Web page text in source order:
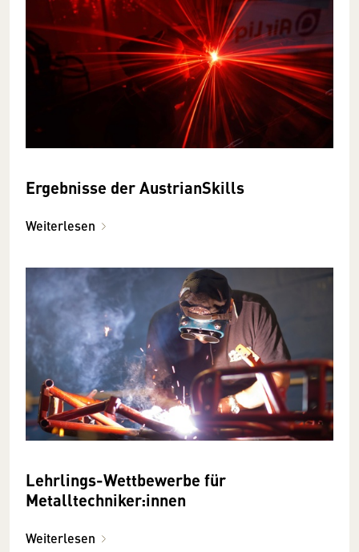
Ergebnisse der AustrianSkills
Weiterlesen
Lehrlings-Wettbewerbe für
Metalltechniker:innen
Weiterlesen